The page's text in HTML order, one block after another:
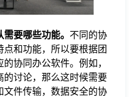
要哪些功能。 不同的协
点和功能，所以要根据团
协同办公软件。例如，
的讨论，那么这时候需要
文件传输，数据安全的协